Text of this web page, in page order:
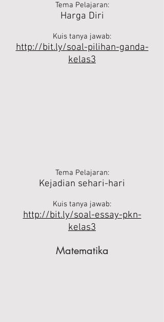
Matematika
Tema Pelajaran:
Harga Diri
Kuis tanya jawab:
http://bit.ly/soal-pilihan-ganda-
kelas3
Tema Pelajaran:
Kejadian sehari-hari
Kuis tanya jawab:
http://bit.ly/soal-essay-pkn-
kelas3